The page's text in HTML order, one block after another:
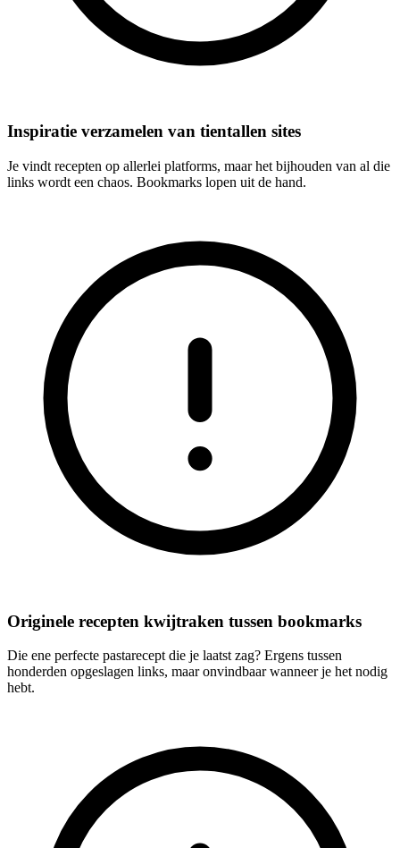
Inspiratie verzamelen van tientallen sites
Je vindt recepten op allerlei platforms, maar het bijhouden van al die
links wordt een chaos. Bookmarks lopen uit de hand.
Originele recepten kwijtraken tussen bookmarks
Die ene perfecte pastarecept die je laatst zag? Ergens tussen
honderden opgeslagen links, maar onvindbaar wanneer je het nodig
hebt.